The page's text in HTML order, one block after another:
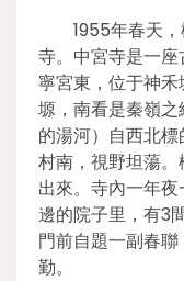
1955年春天
寺。中宮寺是一
寧宮東，位于神
塬，南看是秦嶺
的湯河）自西北
村南，視野坦蕩
出來。寺內一年
邊的院子里，有3
門前自題一副春
勤。